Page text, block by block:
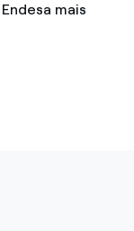
mais